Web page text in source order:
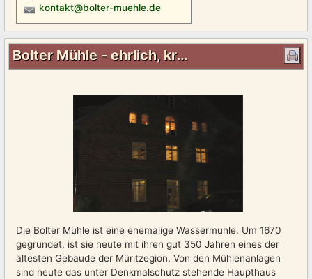
kontakt@bolter-muehle.de
Bolter Mühle - ehrlich, kraftvoll, authentisch
Die Bolter Mühle ist eine ehemalige Wassermühle. Um 1670
gegründet, ist sie heute mit ihren gut 350 Jahren eines der
ältesten Gebäude der Müritzegion. Von den Mühlenanlagen
sind heute das unter Denkmalschutz stehende Haupthaus